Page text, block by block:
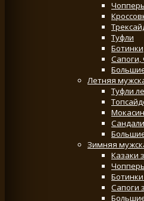
Туфли
Ботинки
Сапоги,
Летняя
Туфли
Зимняя
Казаки
Сапоги